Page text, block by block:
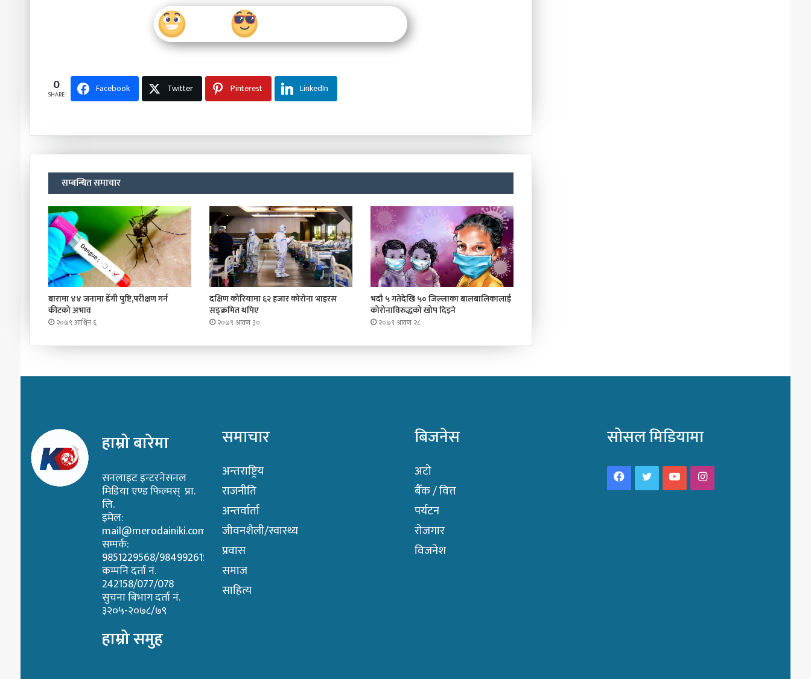
0
SHARE Facebook Twitter Pinterest LinkedIn
सम्बन्धित समाचार
बारामा ४४ जनामा डेंगी पुष्टि,परीक्षण गर्न
कीटको अभाव
२०७९ आश्विन ६
दक्षिण कोरियामा ६२ हजार कोरोना भाइरस
सङ्क्रमित थपिए
२०७९ श्रावण ३०
भदौ ५ गतेदेखि ५० जिल्लाका बालबालिकालाई
कोरोनाविरुद्धको खोप दिइने
२०७९ श्रावण २८
हाम्रो बारेमा
सनलाइट इन्टरनेसनल
मिडिया एण्ड फिल्मस् प्रा.
लि.
इमेल:
mail@merodainiki.com
सम्पर्क:
9851229568/9849926158
कम्पनि दर्ता नं.
242158/077/078
सुचना बिभाग दर्ता नं.
३२०५-२०७८/७९
हाम्रो समुह
समाचार
अन्तराष्ट्रिय
राजनीति
अन्तर्वार्ता
जीवनशैली/स्वास्थ्य
प्रवास
समाज
साहित्य
बिजनेस
अटो
बैँक / वित्त
पर्यटन
रोजगार
विजनेश
सोसल मिडियामा
FacebookTwitterYouTubeInstagram